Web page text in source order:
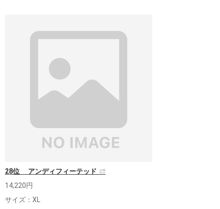
28位 アンディフィーテッド
14,220円
サイズ：XL